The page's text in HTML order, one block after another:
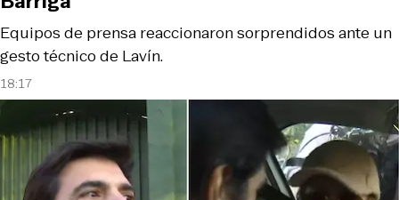
18:17
Equipos de prensa reaccionaron sorprendidos ante un
gesto técnico de Lavín.